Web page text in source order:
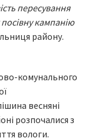
пересування
кампанію
району.
комунального
весняні
розпочалися з
вологи.